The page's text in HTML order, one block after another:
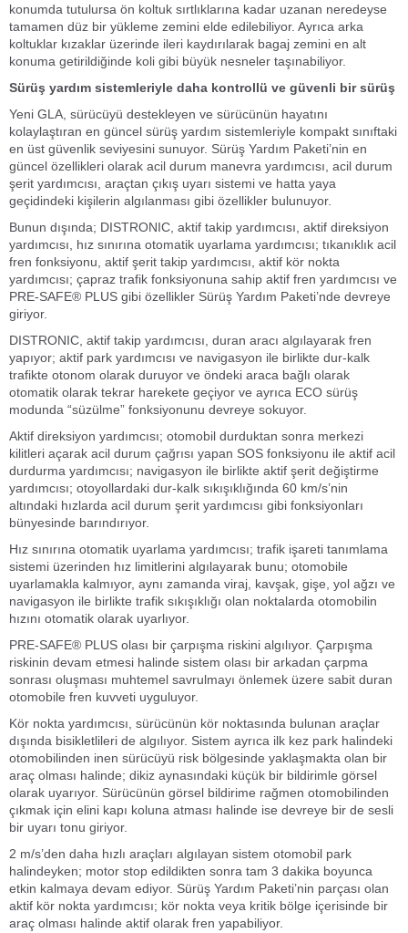
konumda tutulursa ön koltuk sırtlıklarına kadar uzanan neredeyse
tamamen düz bir yükleme zemini elde edilebiliyor. Ayrıca arka
koltuklar kızaklar üzerinde ileri kaydırılarak bagaj zemini en alt
konuma getirildiğinde koli gibi büyük nesneler taşınabiliyor.
Sürüş yardım sistemleriyle daha kontrollü ve güvenli bir sürüş
Yeni GLA, sürücüyü destekleyen ve sürücünün hayatını
kolaylaştıran en güncel sürüş yardım sistemleriyle kompakt sınıftaki
en üst güvenlik seviyesini sunuyor. Sürüş Yardım Paketi’nin en
güncel özellikleri olarak acil durum manevra yardımcısı, acil durum
şerit yardımcısı, araçtan çıkış uyarı sistemi ve hatta yaya
geçidindeki kişilerin algılanması gibi özellikler bulunuyor.
Bunun dışında; DISTRONIC, aktif takip yardımcısı, aktif direksiyon
yardımcısı, hız sınırına otomatik uyarlama yardımcısı; tıkanıklık acil
fren fonksiyonu, aktif şerit takip yardımcısı, aktif kör nokta
yardımcısı; çapraz trafik fonksiyonuna sahip aktif fren yardımcısı ve
PRE-SAFE® PLUS gibi özellikler Sürüş Yardım Paketi’nde devreye
giriyor.
DISTRONIC, aktif takip yardımcısı, duran aracı algılayarak fren
yapıyor; aktif park yardımcısı ve navigasyon ile birlikte dur-kalk
trafikte otonom olarak duruyor ve öndeki araca bağlı olarak
otomatik olarak tekrar harekete geçiyor ve ayrıca ECO sürüş
modunda “süzülme” fonksiyonunu devreye sokuyor.
Aktif direksiyon yardımcısı; otomobil durduktan sonra merkezi
kilitleri açarak acil durum çağrısı yapan SOS fonksiyonu ile aktif acil
durdurma yardımcısı; navigasyon ile birlikte aktif şerit değiştirme
yardımcısı; otoyollardaki dur-kalk sıkışıklığında 60 km/s’nin
altındaki hızlarda acil durum şerit yardımcısı gibi fonksiyonları
bünyesinde barındırıyor.
Hız sınırına otomatik uyarlama yardımcısı; trafik işareti tanımlama
sistemi üzerinden hız limitlerini algılayarak bunu; otomobile
uyarlamakla kalmıyor, aynı zamanda viraj, kavşak, gişe, yol ağzı ve
navigasyon ile birlikte trafik sıkışıklığı olan noktalarda otomobilin
hızını otomatik olarak uyarlıyor.
PRE-SAFE® PLUS olası bir çarpışma riskini algılıyor. Çarpışma
riskinin devam etmesi halinde sistem olası bir arkadan çarpma
sonrası oluşması muhtemel savrulmayı önlemek üzere sabit duran
otomobile fren kuvveti uyguluyor.
Kör nokta yardımcısı, sürücünün kör noktasında bulunan araçlar
dışında bisikletlileri de algılıyor. Sistem ayrıca ilk kez park halindeki
otomobilinden inen sürücüyü risk bölgesinde yaklaşmakta olan bir
araç olması halinde; dikiz aynasındaki küçük bir bildirimle görsel
olarak uyarıyor. Sürücünün görsel bildirime rağmen otomobilinden
çıkmak için elini kapı koluna atması halinde ise devreye bir de sesli
bir uyarı tonu giriyor.
2 m/s’den daha hızlı araçları algılayan sistem otomobil park
halindeyken; motor stop edildikten sonra tam 3 dakika boyunca
etkin kalmaya devam ediyor. Sürüş Yardım Paketi’nin parçası olan
aktif kör nokta yardımcısı; kör nokta veya kritik bölge içerisinde bir
araç olması halinde aktif olarak fren yapabiliyor.